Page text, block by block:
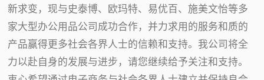
新求变，现与史泰博、欧玛特、易优百、施美文怡等多
家大型办公用品公司成功合作，并力求用的服务和质的
产品赢得更多社会各界人士的信赖和支持。我公司将全
力以赴自身的发展与进步，请您继续给予关注和支持。